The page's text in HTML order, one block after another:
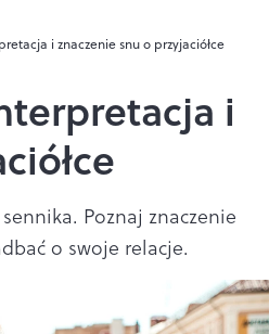
i znaczenie snu o przyjaciółce
i
Poznaj znaczenie
o swoje relacje.